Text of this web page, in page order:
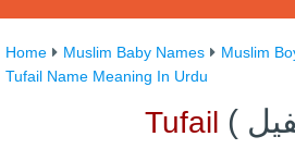
Home Muslim Baby Names
Muslim
Tufail Name Meaning In Urdu
Tufail (